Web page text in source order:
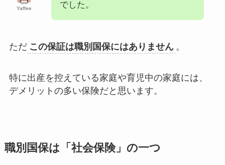
Yaffee
でした。
ただ この保証は職別国保にはありません 。
特に出産を控えている家庭や育児中の家庭には、
デメリットの多い保険だと思います。
職別国保は「社会保険」の一つ